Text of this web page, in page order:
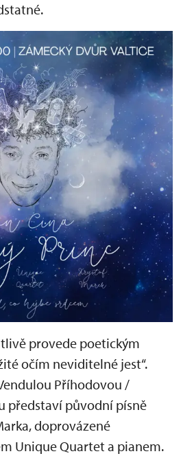
provede poetickým
očím neviditelné jest“.
Příhodovou /
představí původní písně
doprovázené
Unique Quartet a pianem.